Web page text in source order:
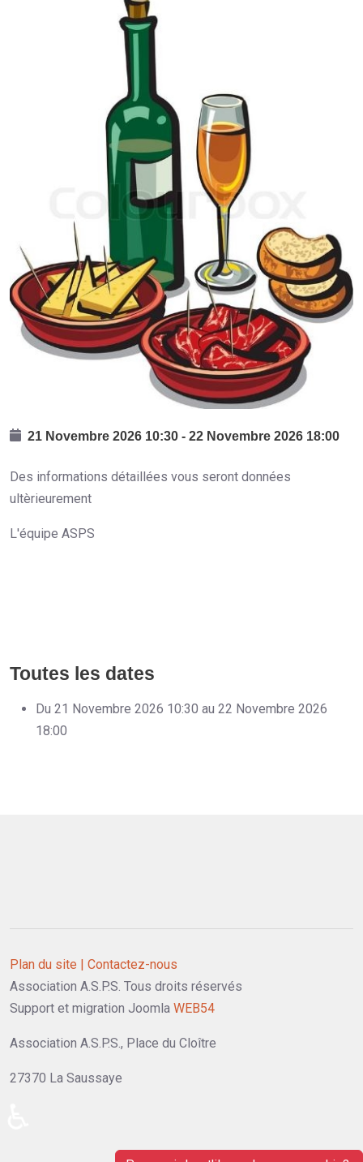
21 Novembre 2026 10:30 - 22 Novembre 2026 18:00
Des informations détaillées vous seront données
ultèrieurement
L'équipe ASPS
Toutes les dates
Du 21 Novembre 2026 10:30 au 22 Novembre 2026
18:00
Plan du site | Contactez-nous
Association A.S.P.S. Tous droits réservés
Support et migration Joomla WEB54
Association A.S.P.S., Place du Cloître
27370 La Saussaye